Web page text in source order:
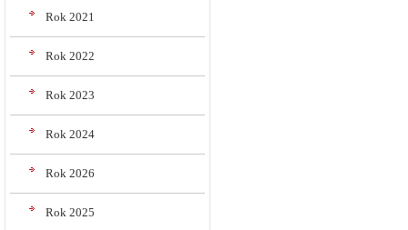
Rok 2021
Rok 2022
Rok 2023
Rok 2024
Rok 2026
Rok 2025